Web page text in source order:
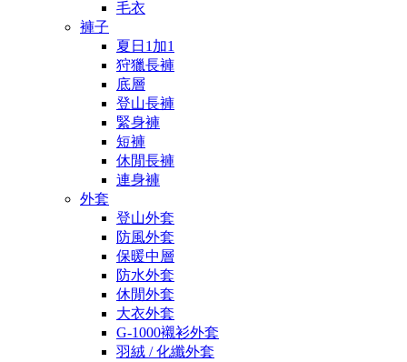
毛衣
褲子
夏日1加1
狩獵長褲
底層
登山長褲
緊身褲
短褲
休閒長褲
連身褲
外套
登山外套
防風外套
保暖中層
防水外套
休閒外套
大衣外套
G-1000襯衫外套
羽絨 / 化纖外套